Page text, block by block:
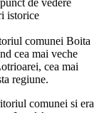
istorice
comunei Boita
cea mai veche
cea mai
regiune.
comunei si era